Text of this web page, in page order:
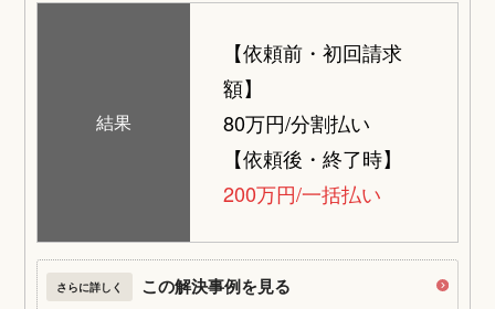
結果
【依頼前・初回請求
額】
80万円/分割払い
【依頼後・終了時】
200万円/一括払い
さらに詳しく この解決事例を見る